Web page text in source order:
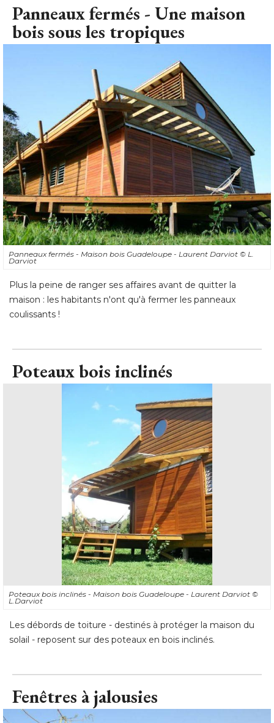
Panneaux fermés - Une maison
bois sous les tropiques
Panneaux fermés - Maison bois Guadeloupe - Laurent Darviot © L.
Darviot
Plus la peine de ranger ses affaires avant de quitter la
maison : les habitants n'ont qu'à fermer les panneaux
coulissants !
Poteaux bois inclinés
Poteaux bois inclinés - Maison bois Guadeloupe - Laurent Darviot ©
L.Darviot
Les débords de toiture - destinés à protéger la maison du
solail - reposent sur des poteaux en bois inclinés.
Fenêtres à jalousies